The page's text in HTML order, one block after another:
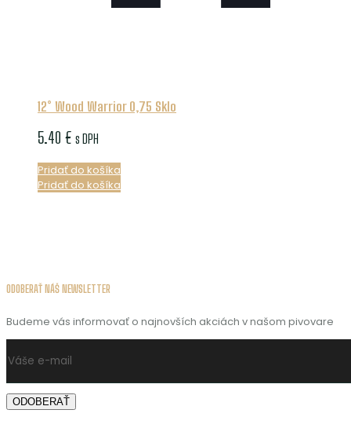
12° Wood Warrior 0,75 Sklo
5.40 € s DPH
Pridať do košíka
Pridať do košíka
ODOBERAŤ NÁŠ NEWSLETTER
Budeme vás informovať o najnovších akciách v našom pivovare